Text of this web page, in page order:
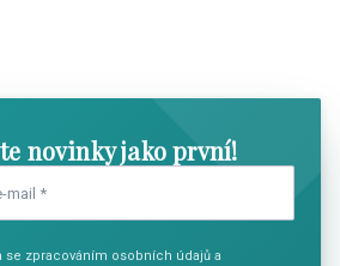
novinky jako první!
se zpracováním osobních údajů a